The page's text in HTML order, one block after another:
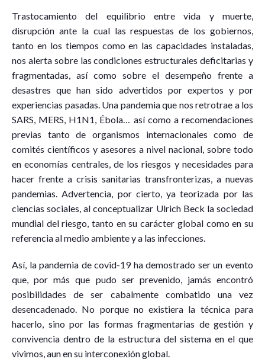
Trastocamiento del equilibrio entre vida y muerte,
disrupción ante la cual las respuestas de los gobiernos,
tanto en los tiempos como en las capacidades instaladas,
nos alerta sobre las condiciones estructurales deficitarias y
fragmentadas, así como sobre el desempeño frente a
desastres que han sido advertidos por expertos y por
experiencias pasadas. Una pandemia que nos retrotrae a los
SARS, MERS, H1N1, Ébola… así como a recomendaciones
previas tanto de organismos internacionales como de
comités científicos y asesores a nivel nacional, sobre todo
en economías centrales, de los riesgos y necesidades para
hacer frente a crisis sanitarias transfronterizas, a nuevas
pandemias. Advertencia, por cierto, ya teorizada por las
ciencias sociales, al conceptualizar Ulrich Beck la sociedad
mundial del riesgo, tanto en su carácter global como en su
referencia al medio ambiente y a las infecciones.
Así, la pandemia de covid-19 ha demostrado ser un evento
que, por más que pudo ser prevenido, jamás encontró
posibilidades de ser cabalmente combatido una vez
desencadenado. No porque no existiera la técnica para
hacerlo, sino por las formas fragmentarias de gestión y
convivencia dentro de la estructura del sistema en el que
vivimos, aun en su interconexión global.